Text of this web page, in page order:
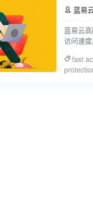
 蓝易
蓝易云
访问速
fast